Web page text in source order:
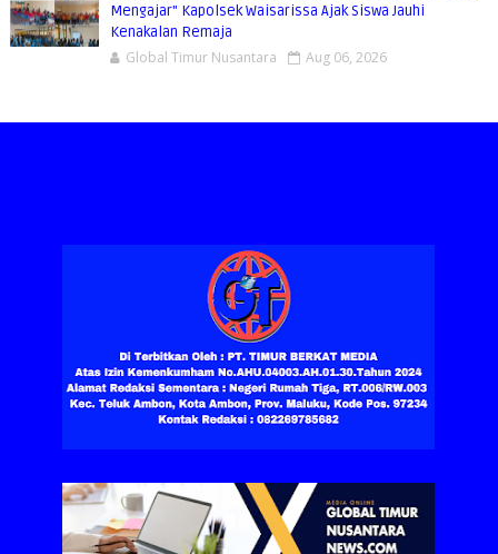
Mengajar" Kapolsek Waisarissa Ajak Siswa Jauhi
Kenakalan Remaja
Global Timur Nusantara Aug 06, 2026